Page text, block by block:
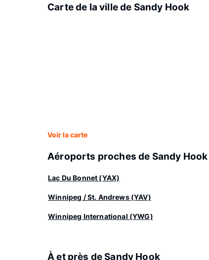
Carte de la ville de Sandy Hook
Voir la carte
Aéroports proches de Sandy Hook
Lac Du Bonnet (YAX)
Winnipeg / St. Andrews (YAV)
Winnipeg International (YWG)
À et près de Sandy Hook